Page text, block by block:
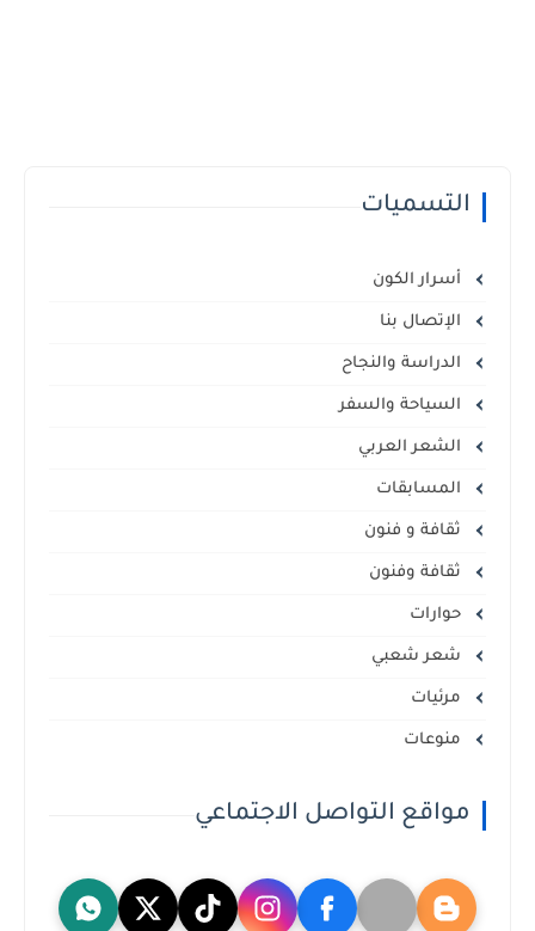
التسميات
أسرار الكون
الإتصال بنا
الدراسة والنجاح
السياحة والسفر
الشعر العربي
المسابقات
ثقافة و فنون
ثقافة وفنون
حوارات
شعر شعبي
مرئيات
منوعات
مواقع التواصل الاجتماعي